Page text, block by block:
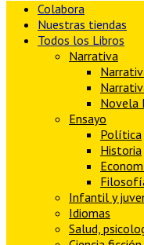
Colabora
Nuestras tiendas
Todos los Libros
Narrativa
Novela
Ensayo
Política
Historia
Infantil y
Idiomas
Salud,